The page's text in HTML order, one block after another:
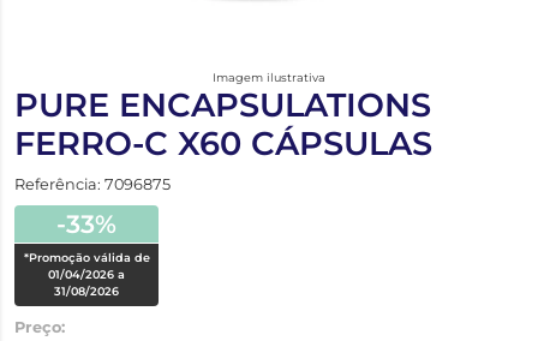
Imagem ilustrativa
PURE ENCAPSULATIONS
FERRO-C X60 CÁPSULAS
Referência: 7096875
-33%
*Promoção válida de
01/04/2026 a
31/08/2026
Preço: